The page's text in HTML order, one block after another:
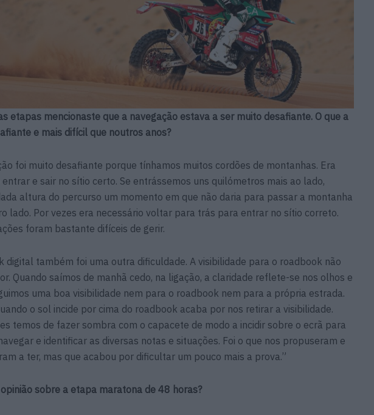
etapas mencionaste que a navegação estava a ser muito desafiante. O que a
e mais difícil que noutros anos?
foi muito desafiante porque tínhamos muitos cordões de montanhas. Era
entrar e sair no sítio certo. Se entrássemos uns quilómetros mais ao lado,
altura do percurso um momento em que não daria para passar a montanha
lado. Por vezes era necessário voltar para trás para entrar no sítio correto.
foram bastante difíceis de gerir.
digital também foi uma outra dificuldade. A visibilidade para o roadbook não
Quando saímos de manhã cedo, na ligação, a claridade reflete-se nos olhos e
uma boa visibilidade nem para o roadbook nem para a própria estrada.
o sol incide por cima do roadbook acaba por nos retirar a visibilidade.
temos de fazer sombra com o capacete de modo a incidir sobre o ecrã para
e identificar as diversas notas e situações. Foi o que nos propuseram e
a ter, mas que acabou por dificultar um pouco mais a prova.”
sobre a etapa maratona de 48 horas?